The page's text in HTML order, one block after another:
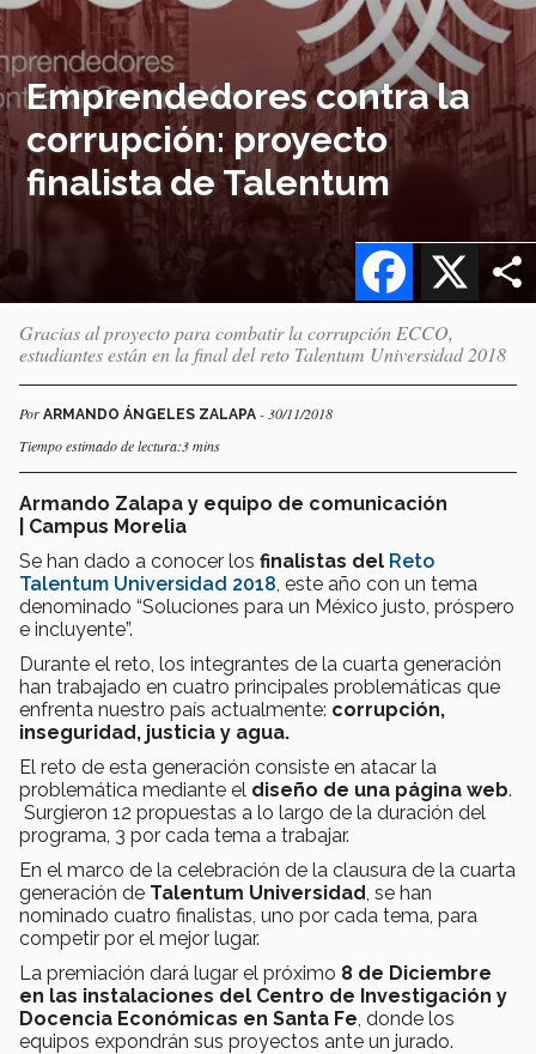
Emprendedores contra la
corrupción: proyecto
finalista de Talentum
X
Facebook
Gracias al proyecto para combatir la corrupción ECCO,
estudiantes están en la final del reto Talentum Universidad 2018
Por ARMANDO ÁNGELES ZALAPA - 30/11/2018
Tiempo estimado de lectura:3 mins
Armando Zalapa y equipo de comunicación
| Campus Morelia
Se han dado a conocer los finalistas del Reto
Talentum Universidad 2018 , este año con un tema
denominado “Soluciones para un México justo, próspero
e incluyente”.
Durante el reto, los integrantes de la cuarta generación
han trabajado en cuatro principales problemáticas que
enfrenta nuestro país actualmente: corrupción,
inseguridad, justicia y agua.
El reto de esta generación consiste en atacar la
problemática mediante el diseño de una página web.
Surgieron 12 propuestas a lo largo de la duración del
programa, 3 por cada tema a trabajar.
En el marco de la celebración de la clausura de la cuarta
generación de Talentum Universidad , se han
nominado cuatro finalistas, uno por cada tema, para
competir por el mejor lugar.
La premiación dará lugar el próximo 8 de Diciembre
en las instalaciones del Centro de Investigación y
Docencia Económicas en Santa Fe , donde los
equipos expondrán sus proyectos ante un jurado.